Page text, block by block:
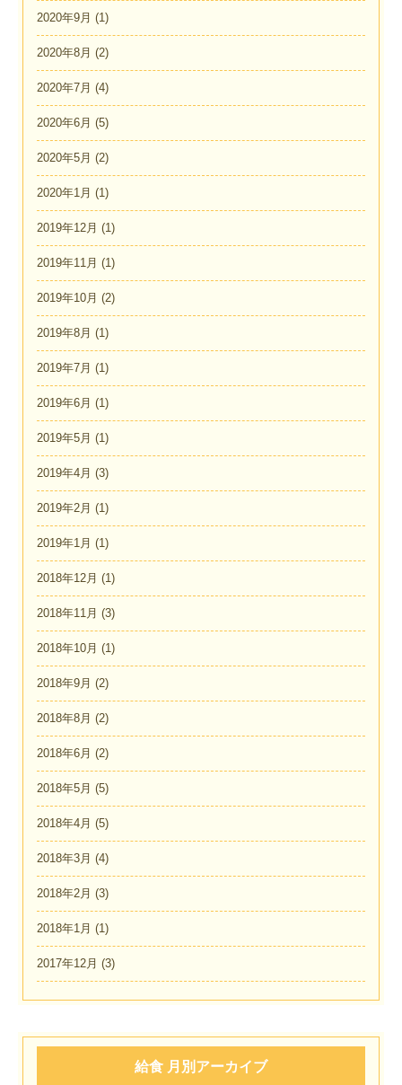
2020年9月 (1)
2020年8月 (2)
2020年7月 (4)
2020年6月 (5)
2020年5月 (2)
2020年1月 (1)
2019年12月 (1)
2019年11月 (1)
2019年10月 (2)
2019年8月 (1)
2019年7月 (1)
2019年6月 (1)
2019年5月 (1)
2019年4月 (3)
2019年2月 (1)
2019年1月 (1)
2018年12月 (1)
2018年11月 (3)
2018年10月 (1)
2018年9月 (2)
2018年8月 (2)
2018年6月 (2)
2018年5月 (5)
2018年4月 (5)
2018年3月 (4)
2018年2月 (3)
2018年1月 (1)
2017年12月 (3)
給食 月別アーカイブ